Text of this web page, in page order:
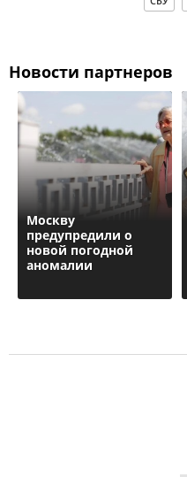
Новости партнеров
Москву
предупредили о
новой погодной
аномалии